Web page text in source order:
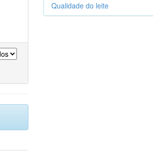
Qualidade do leite